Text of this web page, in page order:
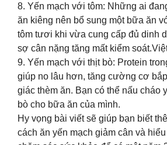
8. Yến mạch với tôm: Những ai
ăn kiêng nên bổ sung một bữa ăn
tôm tươi khi vừa cung cấp đủ dinh
sợ cân nặng tăng mất kiểm
9. Yến mạch với thịt bò: Protein
giúp no lâu hơn, tăng cường cơ
giác thèm ăn. Bạn có thể nấu cháo
bò cho bữa ăn của mình.
Hy vọng bài viết sẽ giúp bạn biết
cách ăn yến mạch giảm cân và